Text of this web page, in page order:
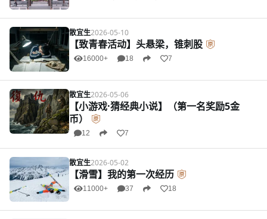
散宜生2026-05-10
【致青春活动】头悬梁，锥刺股
16000+ 18 7
散宜生2026-05-06
【小游戏·猜经典小说】（第一名奖励5金
币）
12 7
散宜生2026-05-02
【滑雪】我的第一次经历
11000+ 37 18